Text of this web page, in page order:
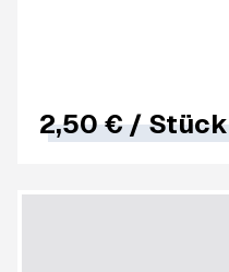
2,50 €/Stück